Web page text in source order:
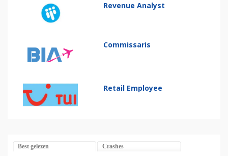
Revenue Analyst
Commissaris
Retail Employee
Best gelezen Crashes